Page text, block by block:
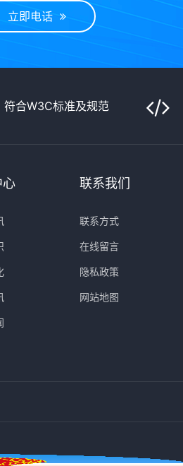
立即电话
符合W3C标准及规范
心 联系我们
联系方式
在线留言
隐私政策
网站地图